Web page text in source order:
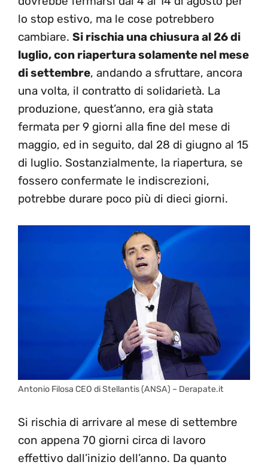
lo stop estivo, ma le cose potrebbero
cambiare. Si rischia una chiusura al 26 di
luglio, con riapertura solamente nel mese
di settembre, andando a sfruttare, ancora
una volta, il contratto di solidarietà. La
produzione, quest’anno, era già stata
fermata per 9 giorni alla fine del mese di
maggio, ed in seguito, dal 28 di giugno al 15
di luglio. Sostanzialmente, la riapertura, se
fossero confermate le indiscrezioni,
potrebbe durare poco più di dieci giorni.
Antonio Filosa CEO di Stellantis (ANSA) – Derapate.it
Si rischia di arrivare al mese di settembre
con appena 70 giorni circa di lavoro
effettivo dall’inizio dell’anno. Da quanto